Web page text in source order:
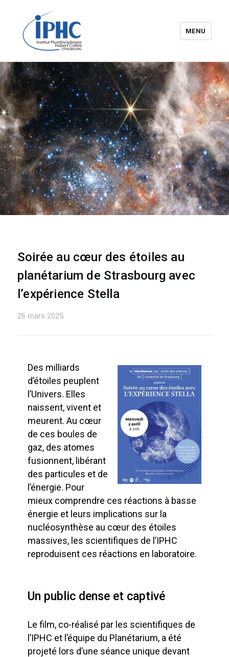
Institut pluridisciplinaire Hubert
Curien – IPHC
MENU
Soirée au cœur des étoiles au
planétarium de Strasbourg avec
l’expérience Stella
26 mars 2025
Des milliards
d’étoiles peuplent
l’Univers. Elles
naissent, vivent et
meurent. Au cœur
de ces boules de
gaz, des atomes
fusionnent, libérant
des particules et de
l’énergie. Pour
mieux comprendre ces réactions à basse
énergie et leurs implications sur la
nucléosynthèse au cœur des étoiles
massives, les scientifiques de l’IPHC
reproduisent ces réactions en laboratoire.
Un public dense et captivé
Le film, co-réalisé par les scientifiques de
l’IPHC et l’équipe du Planétarium, a été
projeté lors d’une séance unique devant